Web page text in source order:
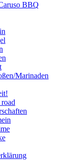
BBQ
Marinaden